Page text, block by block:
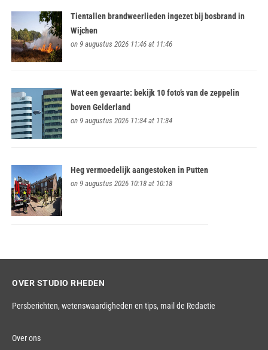
Tientallen brandweerlieden ingezet bij bosbrand in
Wijchen
on 9 augustus 2026 11:46 at 11:46
Wat een gevaarte: bekijk 10 foto’s van de zeppelin
boven Gelderland
on 9 augustus 2026 11:34 at 11:34
Heg vermoedelijk aangestoken in Putten
on 9 augustus 2026 10:18 at 10:18
OVER STUDIO RHEDEN
Persberichten, wetenswaardigheden en tips, mail de Redactie
Over ons